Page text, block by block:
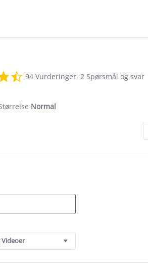
star
94 Vurderinger, 2 Spørsmål og svar
Normal
Videoer